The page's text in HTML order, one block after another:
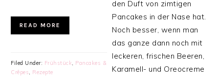
READ MORE
Filed Under: Frühstück, Pancakes &
Crêpes, Rezepte
den Duft von zimtigen
Pancakes in der Nase hat.
Noch besser, wenn man
das ganze dann noch mit
leckeren, frischen Beeren,
Karamell- und Oreocreme